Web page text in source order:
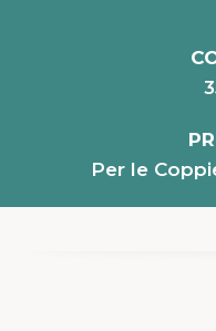
Per le